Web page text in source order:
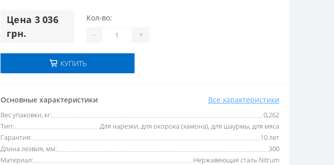
Цена 3 036
грн.
Кол-во:
- +
КУПИТЬ
Основные характеристики Все характеристики
Вес упаковки, кг:
0,262
Тип:
Для нарезки, для окорока (хамона), для шаурмы, для мяса
Гарантия:
10 лет
Длина лезвия, мм:
300
Материал:
Нержавеющая сталь Nitrum